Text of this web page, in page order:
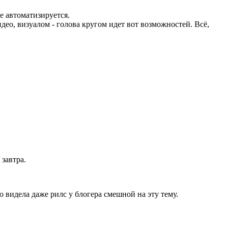
визуалом - голова кругом идет вот возможностей. Всё,
даже рилс у блогера смешной на эту тему.